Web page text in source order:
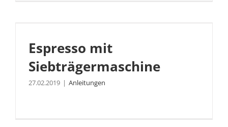
Espresso mit
Siebträgermaschine
27.02.2019 | Anleitungen